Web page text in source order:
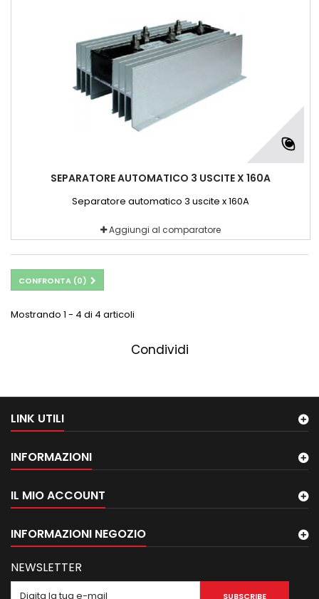
SEPARATORE AUTOMATICO 3 USCITE X 160A
Separatore automatico 3 uscite x 160A
Aggiungi al comparatore
CONFRONTA (0)
Mostrando 1 - 4 di 4 articoli
Condividi
LINK UTILI
INFORMAZIONI
IL MIO ACCOUNT
INFORMAZIONI NEGOZIO
NEWSLETTER
SUBSCRIBE